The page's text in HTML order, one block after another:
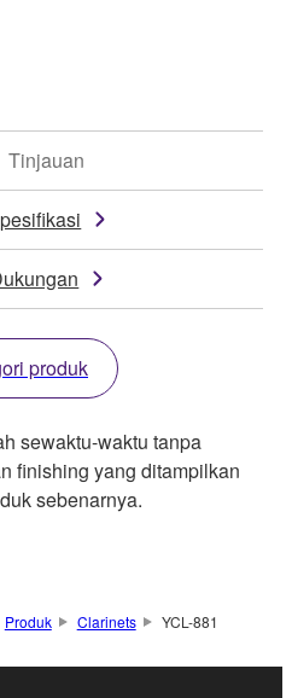
Tinjauan
produk
sewaktu-waktu tanpa
finishing yang ditampilkan
sebenarnya.
Produk Clarinets YCL-881